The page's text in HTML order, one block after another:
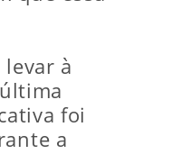
à
foi
a